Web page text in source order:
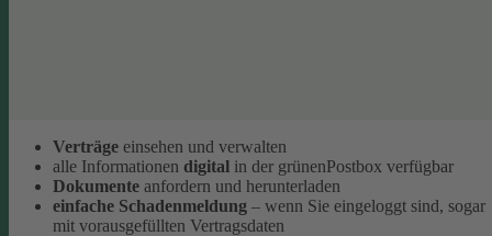
Verträge einsehen und verwalten
alle Informationen digital in der grünenPostbox verfügbar
Dokumente anfordern und herunterladen
einfache Schadenmeldung – wenn Sie eingeloggt sind, sogar
mit vorausgefüllten Vertragsdaten